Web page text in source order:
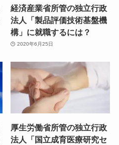
経済産業省所管の独立行政
法人「製品評価技術基盤機
構」に就職するには？
2020年6月25日
厚生労働省所管の独立行政
法人「国立成育医療研究セ